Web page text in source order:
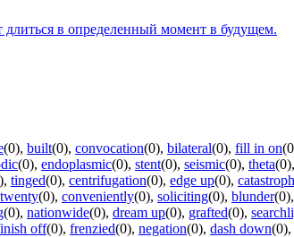
длиться в определенный момент в будущем.
(0), built(0), convocation(0), bilateral(0), fill in on
(0), endoplasmic(0), stent(0), seismic(0), theta(0),
, tinged(0), centrifugation(0), edge up(0),
twenty(0), conveniently(0), soliciting(0), blunder(0),
(0), nationwide(0), dream up(0), grafted(0),
off(0), frenzied(0), negation(0), dash down(0),